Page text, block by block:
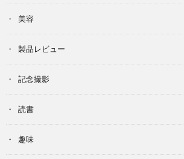
美容
製品レビュー
記念撮影
読書
趣味